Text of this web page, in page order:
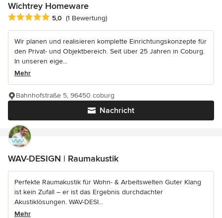
Wichtrey Homeware
Durchschnittliche Bewertung: 5 von 5 Sternen
5,0 (1 Bewertung)
Wir planen und realisieren komplette Einrichtungskonzepte für
den Privat- und Objektbereich. Seit über 25 Jahren in Coburg.
In unseren eige...
Mehr
Nachricht
Bahnhofstraße 5, 96450 coburg
WAV-DESIGN | Raumakustik
Perfekte Raumakustik für Wohn- & Arbeitswelten Guter Klang
ist kein Zufall – er ist das Ergebnis durchdachter
Akustiklösungen. WAV-DESI...
Mehr